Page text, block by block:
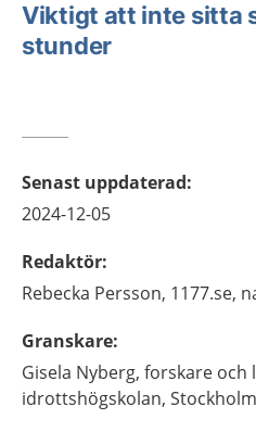
Viktigt att inte sitta
stunder
Senast uppdaterad:
2024-12-05
Redaktör:
Rebecka Persson, 1177.se,
Granskare:
Gisela Nyberg, forskare och
idrottshögskolan, Stockholm